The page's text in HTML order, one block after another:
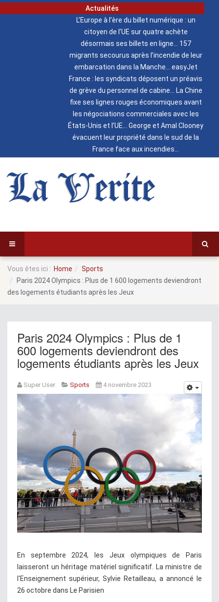
Actualités
L’Europe à l’ère du billet numérique : un
citoyen de l’UE sur quatre achète
désormais ses billets en ligne
157
migrants secourus après l’incendie de leur
embarcation dans la Manche
easyJet
France : les syndicats déposent un préavis
de grève du personnel de cabine
La Chine
fixe ses lignes rouges économiques avant
les négociations commerciales avec les
États-Unis et l’UE
George et Amal Clooney
évacuent leur propriété dans le sud de la
France face aux incendies
La Verite
Vous êtes ici : Home
Sports
Paris 2024 Olympics : Plus de 1 600 logements deviendront
des logements étudiants après les Jeux
Paris 2024 Olympics : Plus de 1
600 logements deviendront des
logements étudiants après les Jeux
Super User Sports 4 novembre 2023
En septembre 2024, les Jeux olympiques de Paris
laisseront un héritage matériel significatif. La ministre de
l'Enseignement supérieur, Sylvie Retailleau, a annoncé le
26 octobre dans Le Parisien